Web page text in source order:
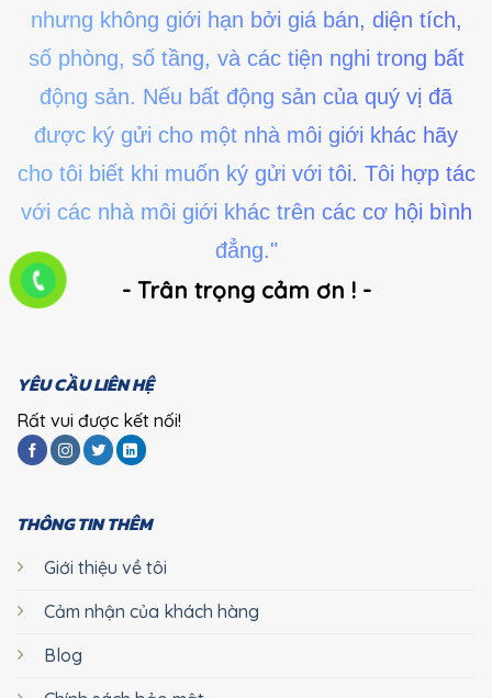
nhưng không giới hạn bởi giá bán, diện tích,
số phòng, số tầng, và các tiện nghi trong bất
động sản. Nếu bất động sản của quý vị đã
được ký gửi cho một nhà môi giới khác hãy
cho tôi biết khi muốn ký gửi với tôi. Tôi hợp tác
với các nhà môi giới khác trên các cơ hội bình
đẳng."
- Trân trọng cảm ơn ! -
THÔNG TIN THÊM
Giới thiệu về tôi
Cảm nhận của khách hàng
Blog
YÊU CẦU LIÊN HỆ
Rất vui được kết nối!